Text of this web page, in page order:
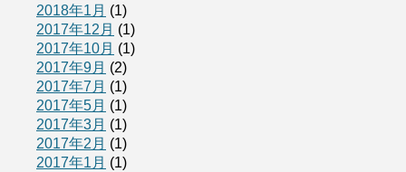
2018年1月 (1)
2017年12月 (1)
2017年10月 (1)
2017年9月 (2)
2017年7月 (1)
2017年5月 (1)
2017年3月 (1)
2017年2月 (1)
2017年1月 (1)